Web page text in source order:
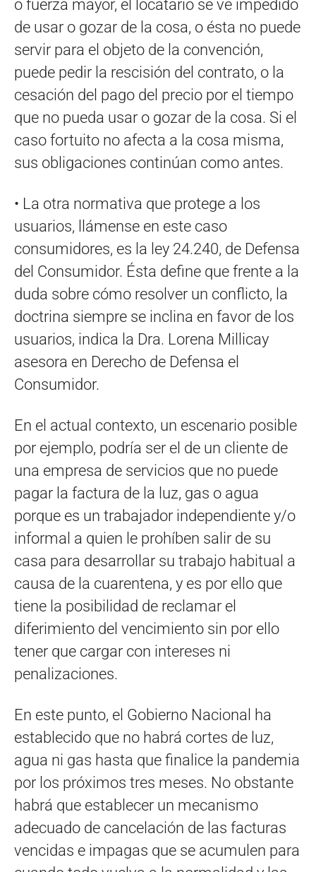
o fuerza mayor, el locatario se ve impedido
de usar o gozar de la cosa, o ésta no puede
servir para el objeto de la convención,
puede pedir la rescisión del contrato, o la
cesación del pago del precio por el tiempo
que no pueda usar o gozar de la cosa. Si el
caso fortuito no afecta a la cosa misma,
sus obligaciones continúan como antes.
• La otra normativa que protege a los
usuarios, llámense en este caso
consumidores, es la ley 24.240, de Defensa
del Consumidor. Ésta define que frente a la
duda sobre cómo resolver un conflicto, la
doctrina siempre se inclina en favor de los
usuarios, indica la Dra. Lorena Millicay
asesora en Derecho de Defensa el
Consumidor.
En el actual contexto, un escenario posible
por ejemplo, podría ser el de un cliente de
una empresa de servicios que no puede
pagar la factura de la luz, gas o agua
porque es un trabajador independiente y/o
informal a quien le prohíben salir de su
casa para desarrollar su trabajo habitual a
causa de la cuarentena, y es por ello que
tiene la posibilidad de reclamar el
diferimiento del vencimiento sin por ello
tener que cargar con intereses ni
penalizaciones.
En este punto, el Gobierno Nacional ha
establecido que no habrá cortes de luz,
agua ni gas hasta que finalice la pandemia
por los próximos tres meses. No obstante
habrá que establecer un mecanismo
adecuado de cancelación de las facturas
vencidas e impagas que se acumulen para